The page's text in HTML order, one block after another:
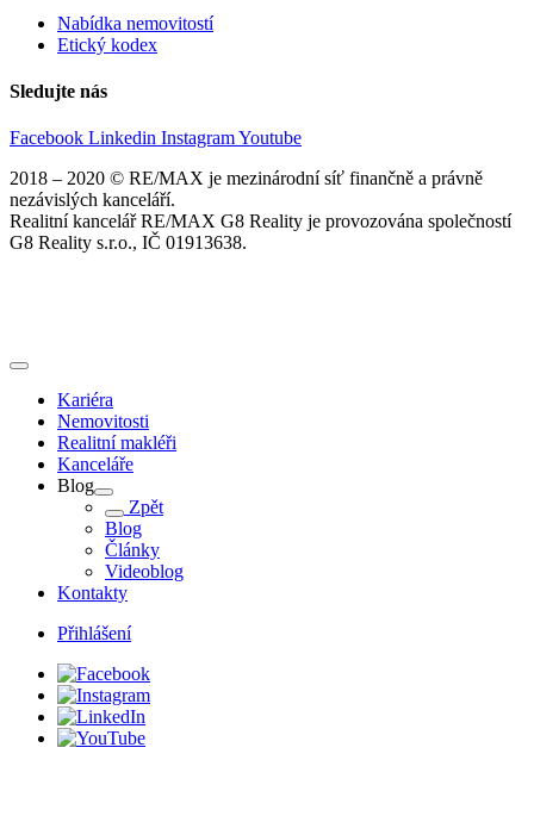
Nabídka nemovitostí
Etický kodex
Sledujte nás
Facebook Linkedin InstagramYoutube
2018 – 2020 © RE/MAX je mezinárodní síť finančně a právně
nezávislých kanceláří.
Realitní kancelář RE/MAX G8 Reality je provozována společností
G8 Reality s.r.o., IČ 01913638.
Kariéra
Nemovitosti
Realitní makléři
Kanceláře
Blog
Zpět
Blog
Články
Videoblog
Kontakty
Přihlášení